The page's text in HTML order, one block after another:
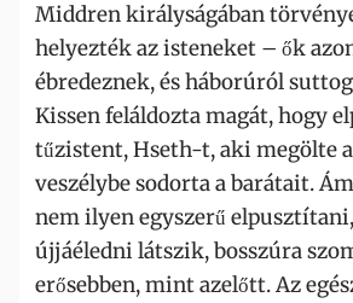
Middren királyságában
helyezték az isteneket – ők
ébredeznek, és háborúról
Kissen feláldozta magát, hogy
tűzistent, Hseth-t, aki megölte
veszélybe sodorta a barátait.
nem ilyen egyszerű
újjáéledni látszik, bosszúra
erősebben, mint azelőtt. Az